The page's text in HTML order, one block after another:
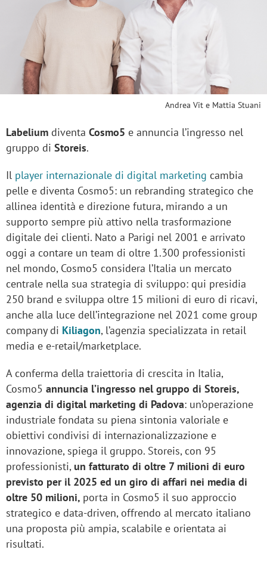
Andrea Vit e Mattia Stuani
Labelium diventa Cosmo5 e annuncia l’ingresso nel
gruppo di Storeis.
Il player internazionale di digital marketing cambia
pelle e diventa Cosmo5: un rebranding strategico che
allinea identità e direzione futura, mirando a un
supporto sempre più attivo nella trasformazione
digitale dei clienti. Nato a Parigi nel 2001 e arrivato
oggi a contare un team di oltre 1.300 professionisti
nel mondo, Cosmo5 considera l’Italia un mercato
centrale nella sua strategia di sviluppo: qui presidia
250 brand e sviluppa oltre 15 milioni di euro di ricavi,
anche alla luce dell’integrazione nel 2021 come group
company di Kiliagon, l’agenzia specializzata in retail
media e e-retail/marketplace.
A conferma della traiettoria di crescita in Italia,
Cosmo5 annuncia l’ingresso nel gruppo di Storeis,
agenzia di digital marketing di Padova: un’operazione
industriale fondata su piena sintonia valoriale e
obiettivi condivisi di internazionalizzazione e
innovazione, spiega il gruppo. Storeis, con 95
professionisti, un fatturato di oltre 7 milioni di euro
previsto per il 2025 ed un giro di affari nei media di
oltre 50 milioni, porta in Cosmo5 il suo approccio
strategico e data-driven, offrendo al mercato italiano
una proposta più ampia, scalabile e orientata ai
risultati.